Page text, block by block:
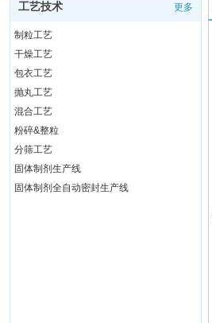
工艺技术 更多
制粒工艺
干燥工艺
包衣工艺
抛丸工艺
混合工艺
粉碎&整粒
分筛工艺
固体制剂生产线
固体制剂全自动密封生产线